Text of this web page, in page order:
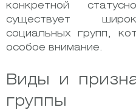
конкретной
существует
социальных групп,
особое внимание.
Виды и
группы